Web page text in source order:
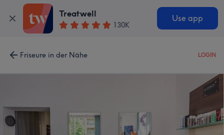
Treatwell
130K
Use app
Friseure in der Nähe LOGIN